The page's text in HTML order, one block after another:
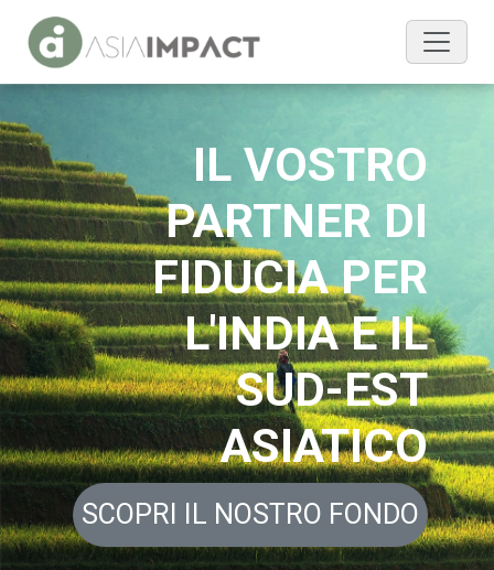
IL VOSTRO
PARTNER DI
FIDUCIA PER
L'INDIA E IL
SUD-EST
ASIATICO
SCOPRI IL NOSTRO FONDO